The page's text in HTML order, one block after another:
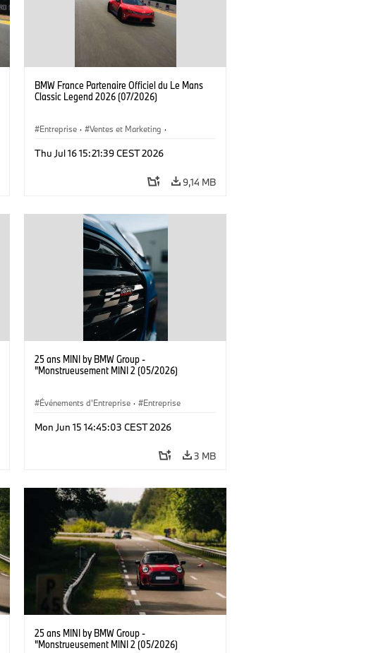
BMW France Partenaire Officiel du Le Mans
Classic Legend 2026 (07/2026)
Entreprise · Ventes et Marketing ·
Thu Jul 16 15:21:39 CEST 2026
9,14 MB
25 ans MINI by BMW Group -
"Monstrueusement MINI 2 (05/2026)
Événements d'Entreprise · Entreprise
Mon Jun 15 14:45:03 CEST 2026
3 MB
25 ans MINI by BMW Group -
"Monstrueusement MINI 2 (05/2026)